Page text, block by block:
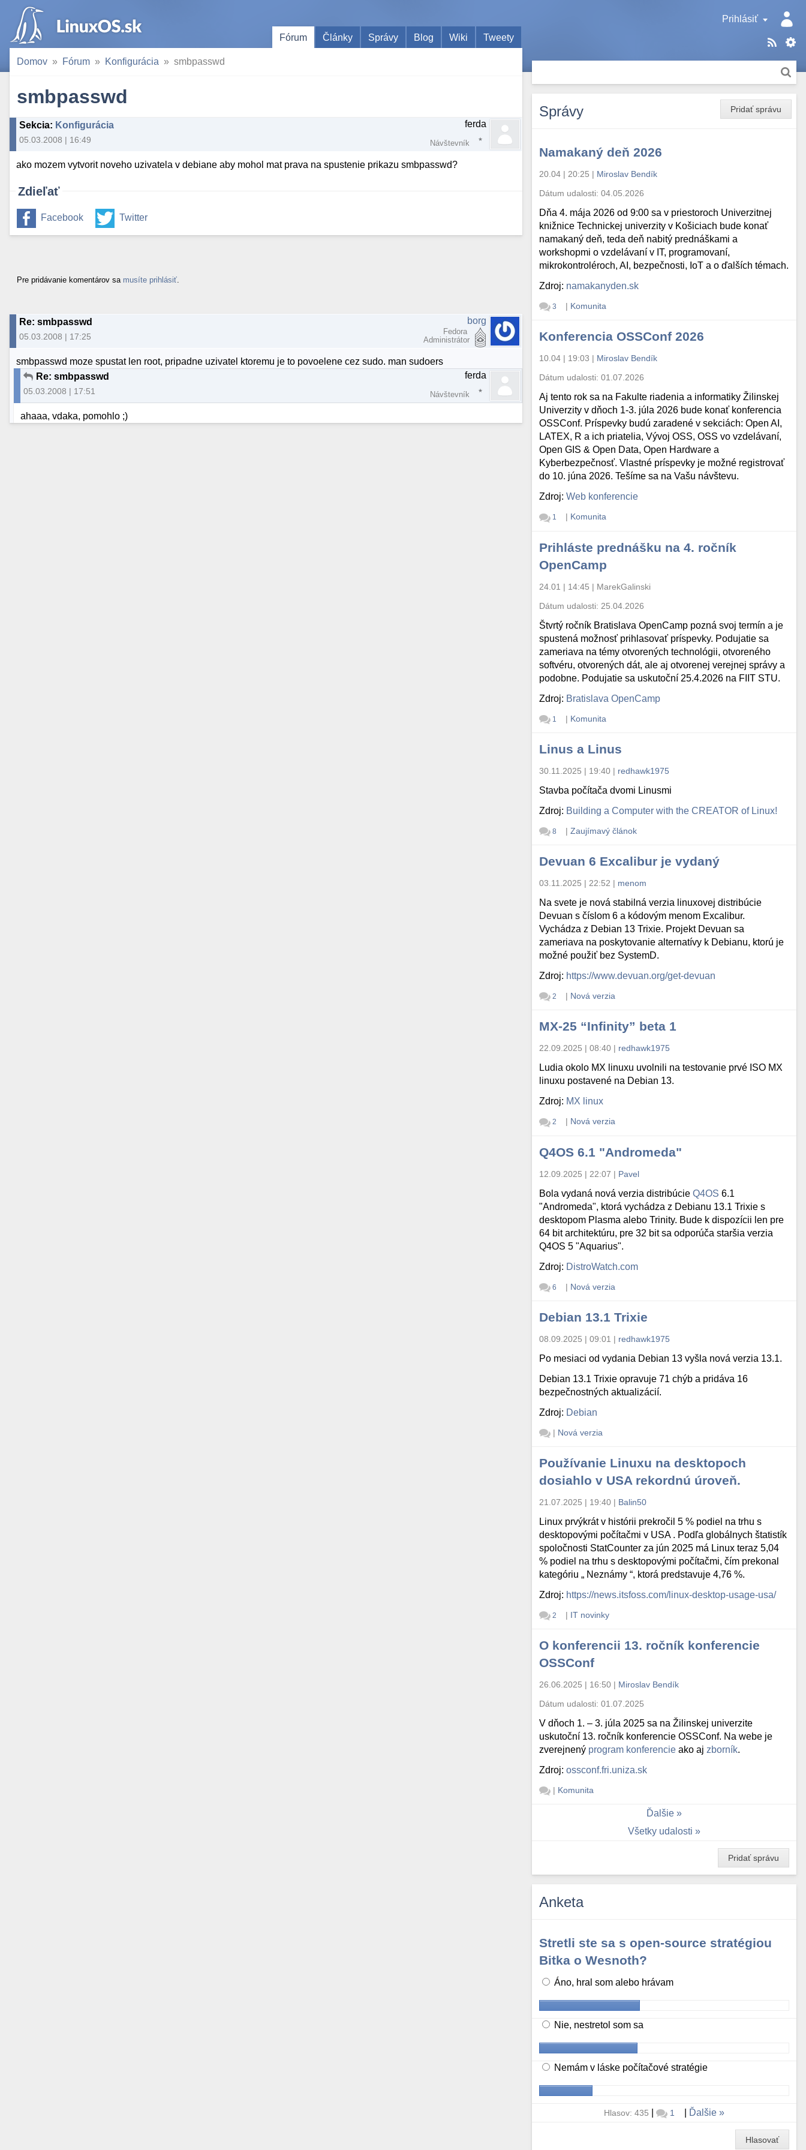
Prihlásiť
Fórum
Články Správy Blog Wiki Tweety
Domov Fórum Konfigurácia smbpasswd
smbpasswd
Sekcia: Konfigurácia
05.03.2008 | 16:49
ferda
Návštevník
ako mozem vytvorit noveho uzivatela v debiane aby mohol mat prava na spustenie prikazu smbpasswd?
Zdieľať
Facebook Twitter
Pre pridávanie komentárov sa musíte prihlásiť
Re: smbpasswd
05.03.2008 | 17:25
borg
Fedora
Administrátor
smbpasswd moze spustat len root, pripadne uzivatel ktoremu je to povoelene cez sudo. man sudoers
Re: smbpasswd
05.03.2008 | 17:51
ferda
Návštevník
ahaaa, vdaka, pomohlo ;)
Pridať správu
Správy
Namakaný deň 2026
20.04 | 20:25 | Miroslav Bendík
Dátum udalosti:04.05.2026
Dňa 4. mája 2026 od 9:00 sa v priestoroch Univerzitnej
knižnice Technickej univerzity v Košiciach bude konať
namakaný deň, teda deň nabitý prednáškami a
workshopmi o vzdelávaní v IT, programovaní,
mikrokontroléroch, AI, bezpečnosti, IoT a o ďalších témach.
Zdroj: namakanyden.sk
3 | Komunita
Konferencia OSSConf 2026
10.04 | 19:03 | Miroslav Bendík
Dátum udalosti:01.07.2026
Aj tento rok sa na Fakulte riadenia a informatiky Žilinskej
Univerzity v dňoch 1-3. júla 2026 bude konať konferencia
OSSConf. Príspevky budú zaradené v sekciách: Open AI,
LATEX, R a ich priatelia, Vývoj OSS, OSS vo vzdelávaní,
Open GIS & Open Data, Open Hardware a
Kyberbezpečnosť. Vlastné príspevky je možné registrovať
do 10. júna 2026. Tešíme sa na Vašu návštevu.
Zdroj:Web konferencie
1 | Komunita
Prihláste prednášku na 4. ročník
OpenCamp
24.01 | 14:45 | MarekGalinski
Dátum udalosti: 25.04.2026
Štvrtý ročník Bratislava OpenCamp pozná svoj termín a je
spustená možnosť prihlasovať príspevky. Podujatie sa
zameriava na témy otvorených technológii, otvoreného
softvéru, otvorených dát, ale aj otvorenej verejnej správy a
podobne. Podujatie sa uskutoční 25.4.2026 na FIIT STU.
Zdroj: Bratislava OpenCamp
1 | Komunita
Linus a Linus
30.11.2025 | 19:40 | redhawk1975
Stavba počítača dvomi Linusmi
Zdroj: Building a Computer with the CREATOR of Linux!
8 | Zaujímavý článok
Devuan 6 Excalibur je vydaný
03.11.2025 | 22:52 | menom
Na svete je nová stabilná verzia linuxovej distribúcie
Devuan s číslom 6 a kódovým menom Excalibur.
Vychádza z Debian 13 Trixie. Projekt Devuan sa
zameriava na poskytovanie alternatívy k Debianu, ktorú je
možné použiť bez SystemD.
Zdroj: https://www.devuan.org/get-devuan
2 | Nová verzia
MX-25 “Infinity” beta 1
22.09.2025 | 08:40 | redhawk1975
Ludia okolo MX linuxu uvolnili na testovanie prvé ISO MX
linuxu postavené na Debian 13.
Zdroj: MX linux
2 | Nová verzia
Q4OS 6.1 "Andromeda"
12.09.2025 | 22:07 | Pavel
Bola vydaná nová verzia distribúcieQ4OS 6.1
"Andromeda", ktorá vychádza z Debianu 13.1 Trixie s
desktopom Plasma alebo Trinity. Bude k dispozícii len pre
64 bit architektúru, pre 32 bit sa odporúča staršia verzia
Q4OS 5 "Aquarius".
Zdroj: DistroWatch.com
6 | Nová verzia
Debian 13.1 Trixie
08.09.2025 | 09:01 | redhawk1975
Po mesiaci od vydania Debian 13 vyšla nová verzia 13.1.
Debian 13.1 Trixie opravuje 71 chýb a pridáva 16
bezpečnostných aktualizácií.
Zdroj: Debian
| Nová verzia
Používanie Linuxu na desktopoch
dosiahlo v USA rekordnú úroveň.
21.07.2025 | 19:40 | Balin50
Linux prvýkrát v histórii prekročil 5 % podiel na trhu s
desktopovými počítačmi v USA . Podľa globálnych štatistík
spoločnosti StatCounter za jún 2025 má Linux teraz 5,04
% podiel na trhu s desktopovými počítačmi, čím prekonal
kategóriu „ Neznámy “, ktorá predstavuje 4,76 %.
Zdroj: https://news.itsfoss.com/linux-desktop-usage-usa/
2 | IT novinky
O konferencii 13. ročník konferencie
OSSConf
26.06.2025 | 16:50 | Miroslav Bendík
Dátum udalosti:01.07.2025
V dňoch 1. – 3. júla 2025 sa na Žilinskej univerzite
uskutoční 13. ročník konferencie OSSConf. Na webe je
zverejnený program konferencie ako aj zborník.
Zdroj:ossconf.fri.uniza.sk
| Komunita
Ďalšie
Všetky udalosti
Pridať správu
Anketa
Stretli ste sa s open-source stratégiou
Bitka o Wesnoth?
Áno, hral som alebo hrávam
Nie, nestretol som sa
Nemám v láske počítačové stratégie
Hlasov: 435 | 1 Ďalšie
Hlasovať